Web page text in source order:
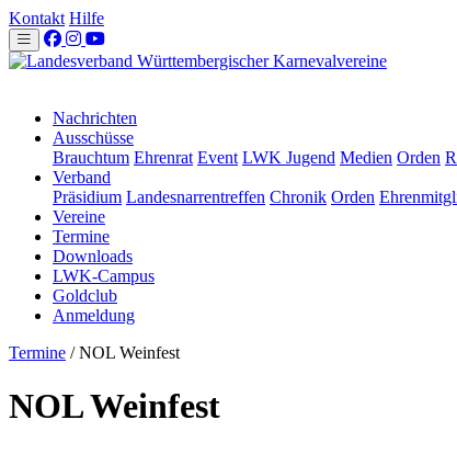
Kontakt Hilfe
Nachrichten
Ausschüsse
Brauchtum Ehrenrat Event LWK Jugend Medien Orden
Verband
Präsidium Landesnarrentreffen Chronik Orden
Vereine
Termine
Downloads
LWK-Campus
Goldclub
Anmeldung
Termine /NOL Weinfest
NOL Weinfest